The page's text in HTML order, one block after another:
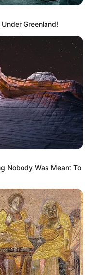
Greenland!
Nobody Was Meant To